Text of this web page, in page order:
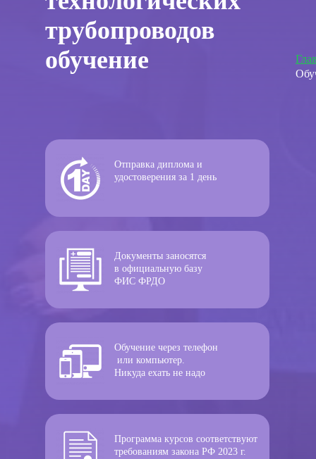
трубопроводов
обучение
Отправка диплома и
удостоверения за 1 день
Документы заносятся
в официальную базу
ФИС ФРДО
Обучение через телефон
или компьютер.
Никуда ехать не надо
Программа курсов соответствуют
требованиям закона РФ 2023 г.